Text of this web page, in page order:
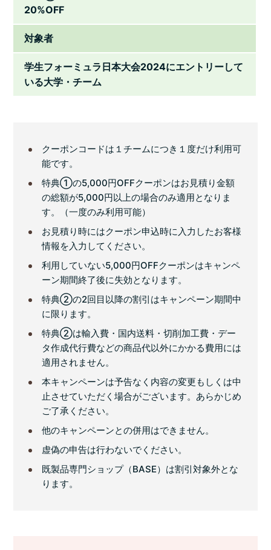
20%OFF
対象者
学生フォーミュラ日本大会2024にエントリーして
いる大学・チーム
クーポンコードは１チームにつき１度だけ利用可
能です。
特典①の5,000円OFFクーポンはお見積り金額
の総額が5,000円以上の場合のみ適用となりま
す。（一度のみ利用可能）
お見積り時にはクーポン申込時に入力したお客様
情報を入力してください。
利用していない5,000円OFFクーポンはキャンペ
ーン期間終了後に失効となります。
特典②の2回目以降の割引はキャンペーン期間中
に限ります。
特典②は輸入費・国内送料・切削加工費・デー
タ作成代行費などの商品代以外にかかる費用には
適用されません。
本キャンペーンは予告なく内容の変更もしくは中
止させていただく場合がございます。あらかじめ
ご了承ください。
他のキャンペーンとの併用はできません。
虚偽の申告は行わないでください。
既製品専門ショップ（BASE）は割引対象外とな
ります。